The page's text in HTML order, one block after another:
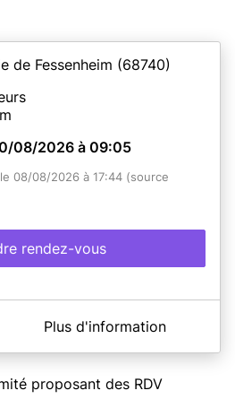
de Fessenheim (68740)
08/2026 à 09:05
08/08/2026 à 17:44 (source
rendez-vous
et passeport - annexe de la
de titres sécurisés (carte
La prise de RDV doit
Plus d'information
proposant des RDV